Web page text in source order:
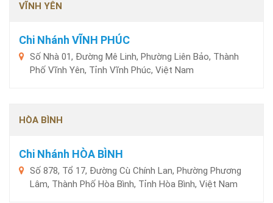
VĨNH YÊN
Chi Nhánh VĨNH PHÚC
Số Nhà 01, Đường Mê Linh, Phường Liên Bảo, Thành
Phố Vĩnh Yên, Tỉnh Vĩnh Phúc, Việt Nam
HÒA BÌNH
Chi Nhánh HÒA BÌNH
Số 878, Tổ 17, Đường Cù Chính Lan, Phường Phương
Lâm, Thành Phố Hòa Bình, Tỉnh Hòa Bình, Việt Nam